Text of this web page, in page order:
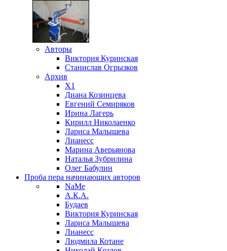
Авторы
Виктория Куринская
Станислав Огрызков
Архив
X1
Диана Козинцева
Евгений Семиряков
Ирина Лагерь
Кирилл Николаенко
Лариса Малышева
Лианесс
Марина Аверьянова
Наталья Зубрилина
Олег Бабулин
Проба пера начинающих авторов
NaMe
А.К.А.
Будаев
Виктория Куринская
Лариса Малышева
Лианесс
Людмила Котане